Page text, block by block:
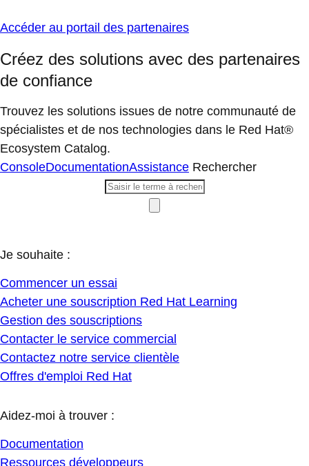
Accéder au portail des partenaires
Créez des solutions avec des partenaires
de confiance
Trouvez les solutions issues de notre communauté de
spécialistes et de nos technologies dans le Red Hat®
Ecosystem Catalog.
ConsoleDocumentationAssistance Rechercher
Je souhaite :
Commencer un essai
Acheter une souscription Red Hat Learning
Gestion des souscriptions
Contacter le service commercial
Contactez notre service clientèle
Offres d'emploi Red Hat
Aidez-moi à trouver :
Documentation
Ressources développeurs